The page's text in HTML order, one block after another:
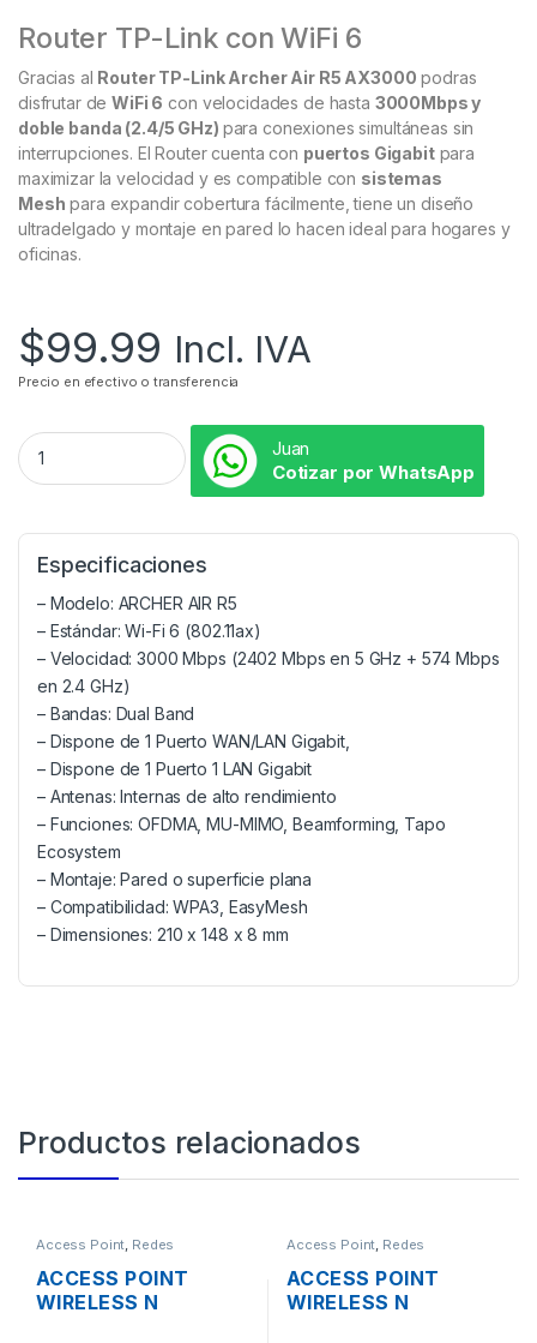
Router TP-Link con WiFi 6
Gracias al Router TP-Link Archer Air R5 AX3000 podras
disfrutar deWiFi 6 con velocidades de hasta 3000Mbps y
doble banda (2.4/5 GHz) para conexiones simultáneas sin
interrupciones. El Router cuenta con puertos Gigabitpara
maximizar la velocidad y es compatible con sistemas
Mesh para expandir cobertura fácilmente, tiene un diseño
ultradelgado y montaje en pared lo hacen ideal para hogares y
oficinas.
$99.99 Incl. IVA
Precio en efectivo o transferencia
Juan
Cotizar por WhatsApp
Especificaciones
– Modelo: ARCHER AIR R5
– Estándar: Wi-Fi 6 (802.11ax)
– Velocidad: 3000 Mbps (2402 Mbps en 5 GHz + 574 Mbps
en 2.4 GHz)
– Bandas: Dual Band
– Dispone de 1 Puerto WAN/LAN Gigabit,
– Dispone de 1 Puerto 1 LAN Gigabit
– Antenas: Internas de alto rendimiento
– Funciones: OFDMA, MU-MIMO, Beamforming, Tapo
Ecosystem
– Montaje: Pared o superficie plana
– Compatibilidad: WPA3, EasyMesh
– Dimensiones: 210 x 148 x 8 mm
Productos relacionados
Access Point, Redes
ACCESS POINT
WIRELESS N
Access Point, Redes
ACCESS POINT
WIRELESS N